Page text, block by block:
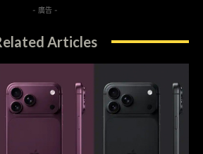
- 廣告 -
Articles